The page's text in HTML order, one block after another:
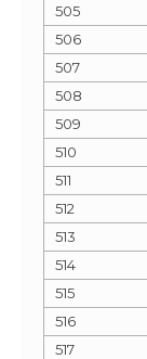
505
506
507
508
509
510
511
512
513
514
515
516
517